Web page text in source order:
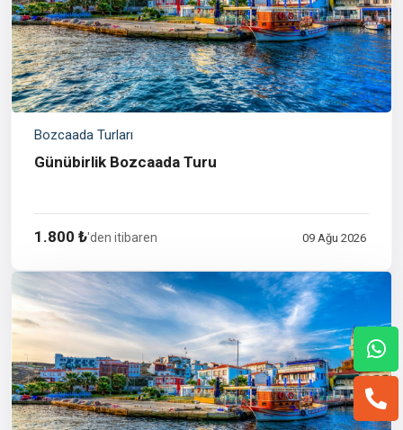
Bozcaada Turları
Günübirlik Bozcaada Turu
1.800 ₺'den itibaren 09 Ağu 2026